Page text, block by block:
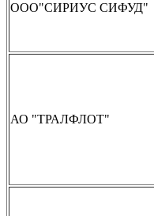
ООО"СИРИУС СИФУД"
АО "ТРАЛФЛОТ"